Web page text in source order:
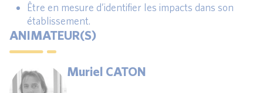
Être en mesure d’identifier les impacts dans son
établissement.
ANIMATEUR(S)
Muriel CATON